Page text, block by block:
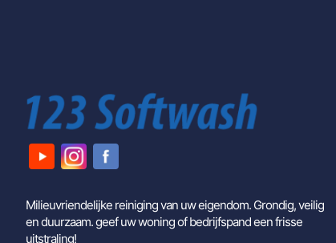
Milieuvriendelijke reiniging van uw eigendom. Grondig, veilig
en duurzaam. geef uw woning of bedrijfspand een frisse
uitstraling!